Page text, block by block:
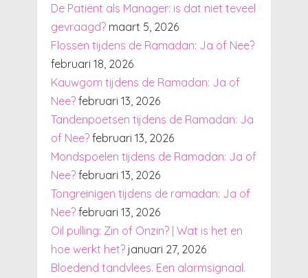
De Patiënt als Manager: is dat niet teveel
gevraagd? maart 5, 2026
Flossen tijdens de Ramadan: Ja of Nee?
februari 18, 2026
Kauwgom tijdens de Ramadan: Ja of
Nee? februari 13, 2026
Tandenpoetsen tijdens de Ramadan: Ja
of Nee? februari 13, 2026
Mondspoelen tijdens de Ramadan: Ja of
Nee? februari 13, 2026
Tongreinigen tijdens de ramadan: Ja of
Nee? februari 13, 2026
Oil pulling: Zin of Onzin? | Wat is het en
hoe werkt het? januari 27, 2026
Bloedend tandvlees. Een alarmsignaal.